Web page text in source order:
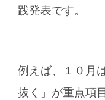
践発表です。
例えば、１０月
抜く」が重点項